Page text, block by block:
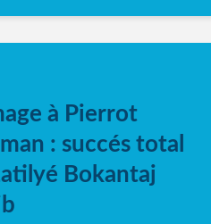
à Pierrot
: succés total
Bokantaj